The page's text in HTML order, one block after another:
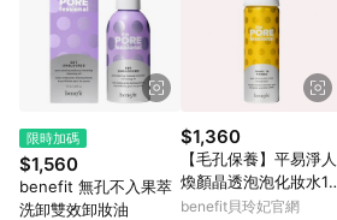
限時加碼
$1,560
benefit 無孔不入果萃
洗卸雙效卸妝油
$1,360
【毛孔保養】平易淨人
煥顏晶透泡泡化妝水13
3ml- Benefit貝玲妃
benefit貝玲妃官網